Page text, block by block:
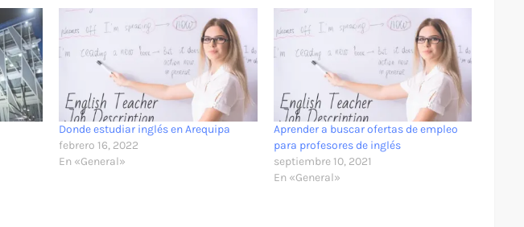
Donde estudiar inglés en Arequipa
febrero 16, 2022
En «General»
Aprender a buscar ofertas de empleo
para profesores de inglés
septiembre 10, 2021
En «General»